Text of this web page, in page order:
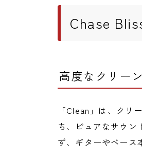
Chase
高度なクリー
「Clean」は、クリ
ち、ピュアなサウン
ず、ギターやベース